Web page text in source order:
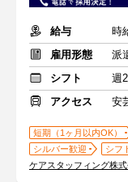
給与
時
雇用形態
派
シフト
週
アクセス
安
短期（1ヶ月以内OK）
シルバー歓迎
シフ
ケアスタッフィング株